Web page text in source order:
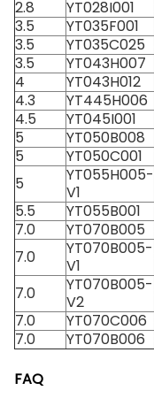
2.8
YT028I001
3.5
YT035F001
3.5
YT035C025
3.5
YT043H007
4
YT043H012
4.3
YT445H006
4.5
YT045I001
5
YT050B008
5
YT050C001
5
YT055H005-
V1
5.5
YT055B001
7.0
YT070B005
7.0
YT070B005-
V1
7.0
YT070B005-
V2
7.0
YT070C006
7.0
YT070B006
FAQ